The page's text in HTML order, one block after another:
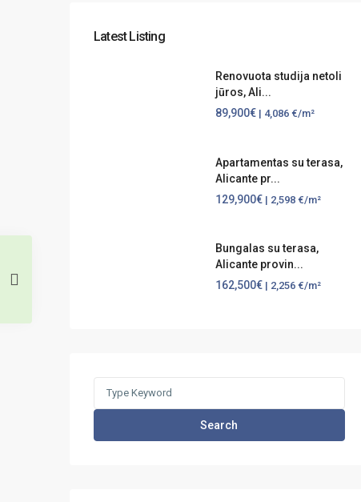
Latest Listing
Renovuota studija netoli
jūros, Ali...
89,900€ | 4,086 €/m²
Apartamentas su terasa,
Alicante pr...
129,900€ | 2,598 €/m²
Bungalas su terasa,
Alicante provin...
162,500€ | 2,256 €/m²
Search